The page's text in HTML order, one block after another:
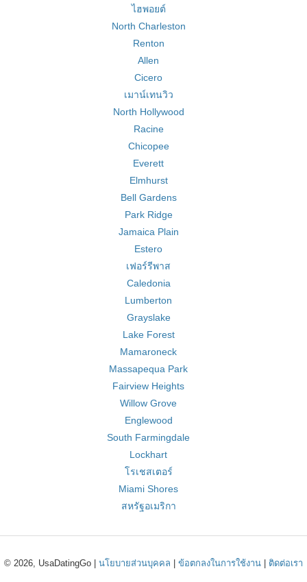
ไฮพอยต์
North Charleston
Renton
Allen
Cicero
เมาน์เทนวิว
North Hollywood
Racine
Chicopee
Everett
Elmhurst
Bell Gardens
Park Ridge
Jamaica Plain
Estero
เฟอร์รีพาส
Caledonia
Lumberton
Grayslake
Lake Forest
Mamaroneck
Massapequa Park
Fairview Heights
Willow Grove
Englewood
South Farmingdale
Lockhart
โรเชสเตอร์
Miami Shores
สหรัฐอเมริกา
© 2026, UsaDatingGo | นโยบายส่วนบุคคล ข้อตกลงในการใช้งาน ติดต่อเรา